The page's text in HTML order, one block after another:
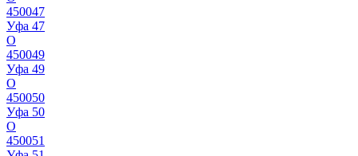
450047
Уфа 47
О
450049
Уфа 49
О
450050
Уфа 50
О
450051